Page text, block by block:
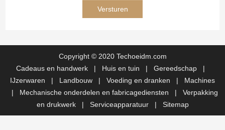
Copyright © 2020 Techoeidm.com
Cadeaus en handwerk
| Huis en tuin | Gereedschap
|
IJzerwaren
| Landbouw | Voeding en dranken | Machines
| Mechanische onderdelen en fabricagediensten | Verpakking
en drukwerk
| Serviceapparatuur | Sitemap